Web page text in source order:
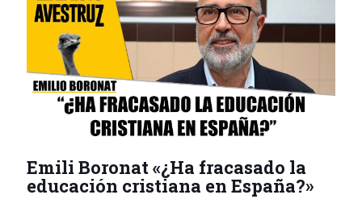
Emili Boronat «¿Ha fracasado la
educación cristiana en España?»